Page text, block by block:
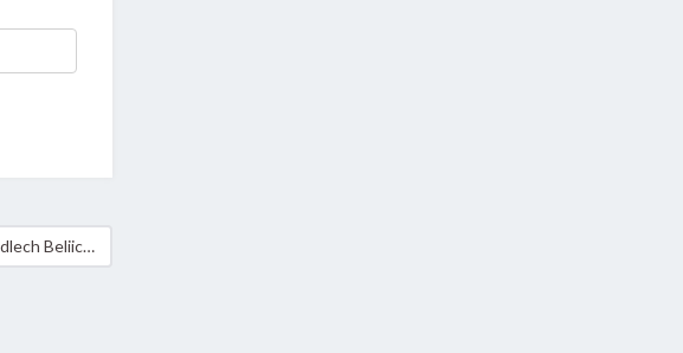
Fliedermausfrëndlech Beliichtung zu Betzder